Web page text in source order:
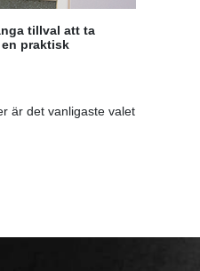
tillval att ta
praktisk
är det vanligaste valet